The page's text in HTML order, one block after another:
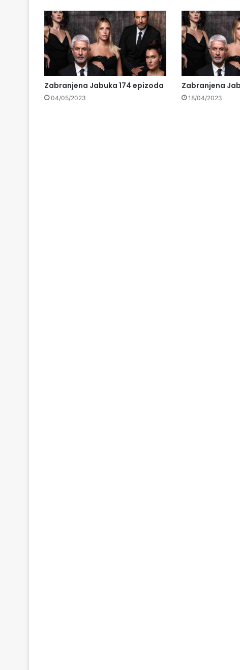
Zabranjena Jabuka 174 epizoda
04/05/2023
Zabranjena
18/04/2023